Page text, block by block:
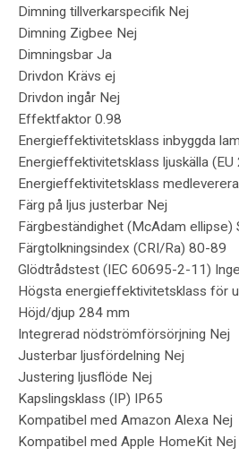
Dimning tillverkarspecifik Nej
Dimning Zigbee Nej
Dimningsbar Ja
Drivdon Krävs ej
Drivdon ingår Nej
Effektfaktor 0.98
Energieffektivitetsklass inbyggda
Energieffektivitetsklass ljuskälla
Energieffektivitetsklass
Färg på ljus justerbar Nej
Färgbeständighet (McAdam ellipse)
Färgtolkningsindex (CRI/Ra) 80-89
Glödtrådstest (IEC 60695-2-11)
Högsta energieffektivitetsklass för
Höjd/djup 284 mm
Integrerad nödströmförsörjning Nej
Justerbar ljusfördelning Nej
Justering ljusflöde Nej
Kapslingsklass (IP) IP65
Kompatibel med Amazon Alexa Nej
Kompatibel med Apple HomeKit Nej